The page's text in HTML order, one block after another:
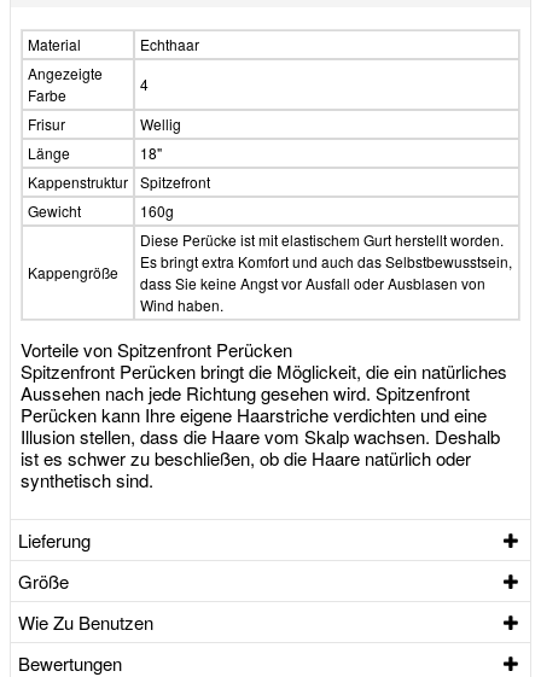
Material
Echthaar
Angezeigte
Farbe
4
Frisur
Wellig
Länge
18"
Kappenstruktur Spitzefront
Gewicht
160g
Kappengröße
Diese Perücke ist mit elastischem Gurt herstellt worden.
Es bringt extra Komfort und auch das Selbstbewusstsein,
dass Sie keine Angst vor Ausfall oder Ausblasen von
Wind haben.
Vorteile von Spitzenfront Perücken
Spitzenfront Perücken bringt die Möglickeit, die ein natürliches
Aussehen nach jede Richtung gesehen wird. Spitzenfront
Perücken kann Ihre eigene Haarstriche verdichten und eine
Illusion stellen, dass die Haare vom Skalp wachsen. Deshalb
ist es schwer zu beschließen, ob die Haare natürlich oder
synthetisch sind.
Lieferung
Größe
Wie Zu Benutzen
Bewertungen